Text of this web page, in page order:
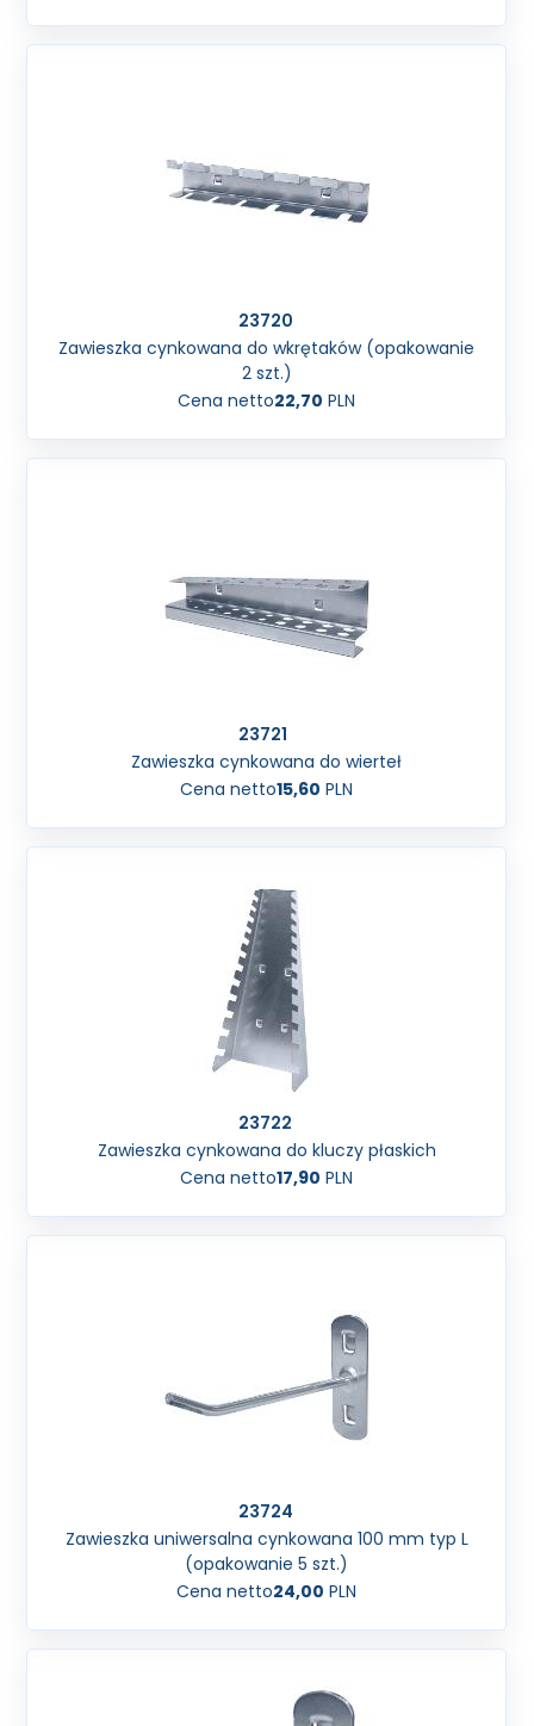
23720
Zawieszka cynkowana do wkrętaków (opakowanie
2 szt.)
Cena netto22,70 PLN
23721
Zawieszka cynkowana do wierteł
Cena netto15,60 PLN
23722
Zawieszka cynkowana do kluczy płaskich
Cena netto17,90 PLN
23724
Zawieszka uniwersalna cynkowana 100 mm typ L
(opakowanie 5 szt.)
Cena netto24,00 PLN